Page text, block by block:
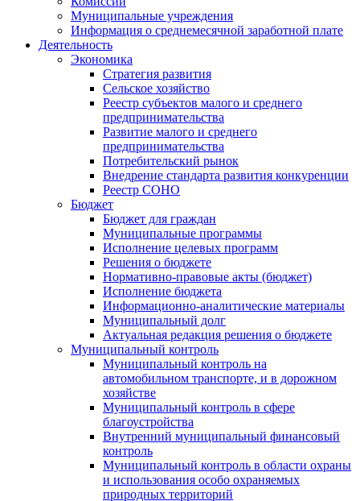
Муниципальные учреждения
Информация о среднемесячной заработной плате
Деятельность
Экономика
Стратегия развития
Сельское хозяйство
Реестр субъектов малого и среднего
предпринимательства
Развитие малого и среднего
предпринимательства
Потребительский рынок
Внедрение стандарта развития конкуренции
Реестр СОНО
Бюджет
Бюджет для граждан
Муниципальные программы
Исполнение целевых программ
Решения о бюджете
Нормативно-правовые акты (бюджет)
Исполнение бюджета
Информационно-аналитические материалы
Муниципальный долг
Актуальная редакция решения о бюджете
Муниципальный контроль
Муниципальный контроль на
автомобильном транспорте, и в дорожном
хозяйстве
Муниципальный контроль в сфере
благоустройства
Внутренний муниципальный финансовый
контроль
Муниципальный контроль в области охраны
и использования особо охраняемых
природных территорий